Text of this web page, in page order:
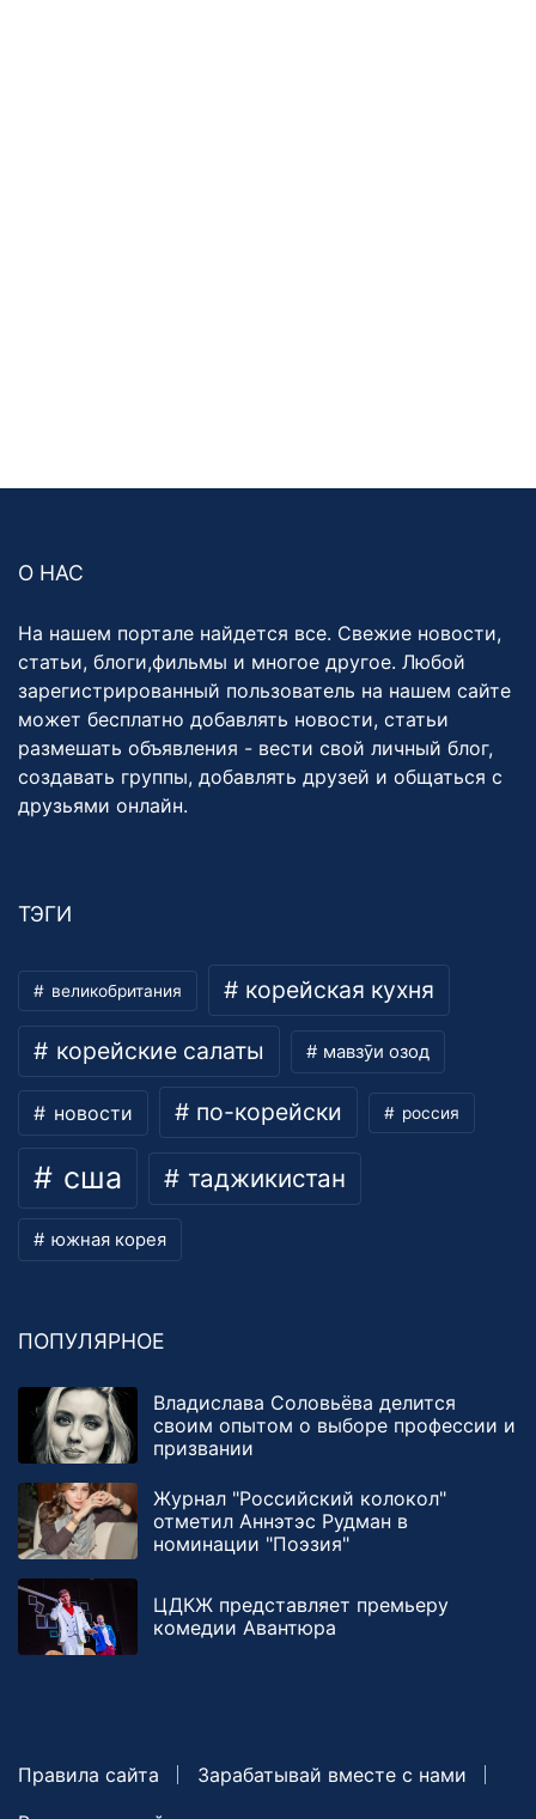
О НАС
На нашем портале найдется все. Свежие новости,
статьи, блоги,фильмы и многое другое. Любой
зарегистрированный пользователь на нашем сайте
может бесплатно добавлять новости, статьи
размешать объявления - вести свой личный блог,
создавать группы, добавлять друзей и общаться с
друзьями онлайн.
ТЭГИ
великобритания корейская кухня
корейские салаты мавзӯи озод
новости по-корейски россия
сша таджикистан
южная корея
ПОПУЛЯРНОЕ
Владислава Соловьёва делится
своим опытом о выборе профессии и
призвании
Журнал "Российский колокол"
отметил Аннэтэс Рудман в
номинации "Поэзия"
ЦДКЖ представляет премьеру
комедии Авантюра
Правила сайта
Зарабатывай вместе с нами